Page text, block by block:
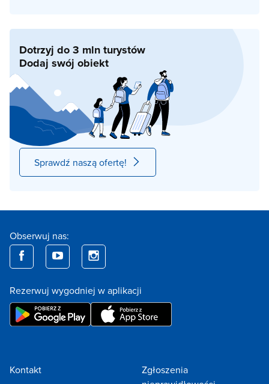
Dotrzyj do 3 mln turystów
Dodaj swój obiekt
Sprawdź naszą ofertę!
Obserwuj nas:
Rezerwuj wygodniej w aplikacji
Kontakt
Zgłoszenia